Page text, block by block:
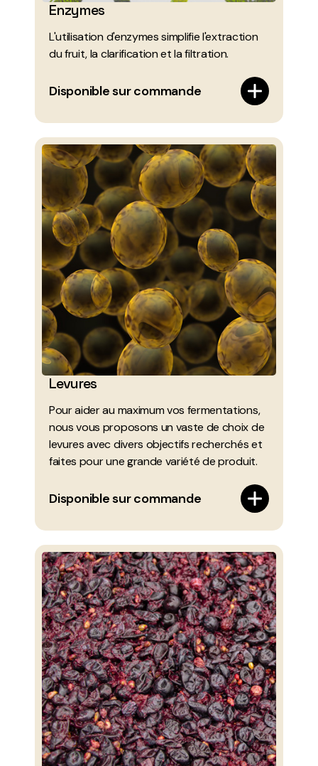
Enzymes
L'utilisation d'enzymes simplifie l'extraction
du fruit, la clarification et la filtration.
Disponible sur commande
Levures
Pour aider au maximum vos fermentations,
nous vous proposons un vaste de choix de
levures avec divers objectifs recherchés et
faites pour une grande variété de produit.
Disponible sur commande